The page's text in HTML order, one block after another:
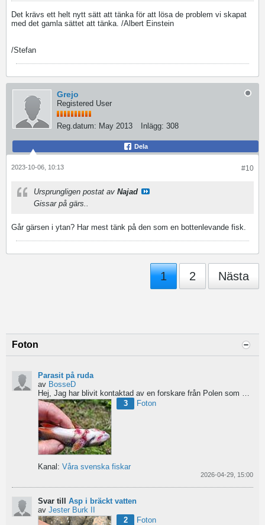
Det krävs ett helt nytt sätt att tänka för att lösa de problem vi skapat
med det gamla sättet att tänka. /Albert Einstein
/Stefan
Grejo
Registered User
Reg.datum: May 2013 Inlägg: 308
Dela
#10
2023-10-06, 10:13
Ursprungligen postat av Najad
Gissar på gärs..
Går gärsen i ytan? Har mest tänk på den som en bottenlevande fisk.
1 2 Nästa
Foton
Parasit på ruda
av BosseD
Hej, Jag har blivit kontaktad av en forskare från Polen som är på jakt efter material av...
3
Foton
Kanal: Våra svenska fiskar
2026-04-29, 15:00
Svar till Asp i bräckt vatten
av Jester Burk II
2
Foton